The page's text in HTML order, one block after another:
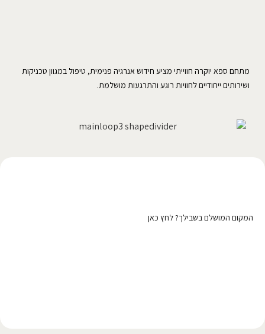
מתחם ספא יוקרה חווייתי מציע חידוש אנרגיה פנימית, טיפול במגוון טכניקות
ושירותים ייחודיים לחוויות רוגע והתרגעות מושלמת.
המקום המושלם בשבילך? לחץ כאן